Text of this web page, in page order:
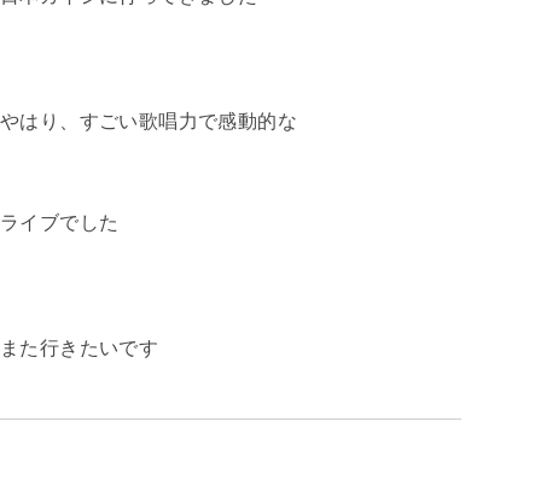
やはり、すごい歌唱力で感動的な
ライブでした
また行きたいです